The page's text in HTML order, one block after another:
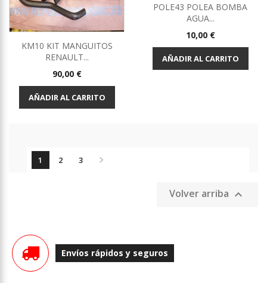
KM10 KIT MANGUITOS
RENAULT...
Precio
90,00 €
AÑADIR AL CARRITO
POLE43 POLEA BOMBA
AGUA...
Precio
10,00 €
AÑADIR AL CARRITO
1 2 3 
Volver arriba 
Envíos rápidos y seguros